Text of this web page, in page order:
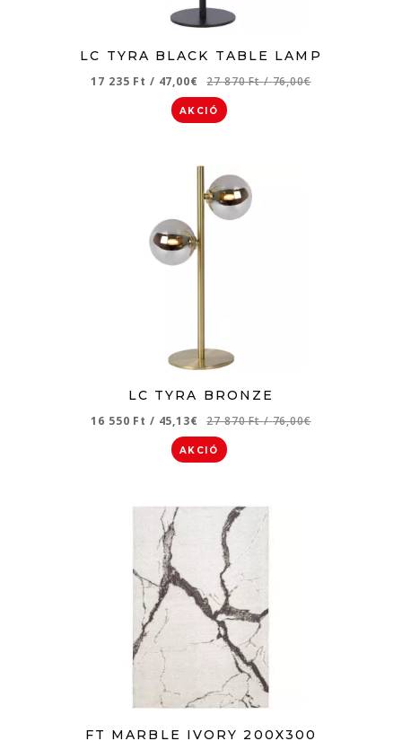
LC TYRA BLACK TABLE LAMP
17 235 Ft / 47,00€ 27 870 Ft/ 76,00€
AKCIÓ
LC TYRA BRONZE
16 550 Ft / 45,13€ 27 870 Ft/ 76,00€
AKCIÓ
FT MARBLE IVORY 200X300